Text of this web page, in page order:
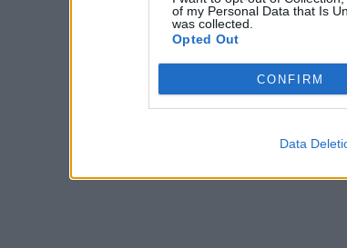
of my Personal Data that Is
was collected.
Opted Out
CONFIRM
Data